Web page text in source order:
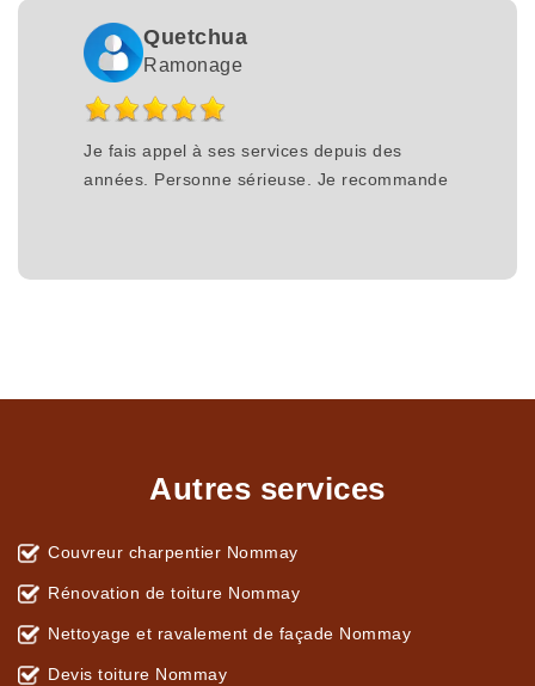
Quetchua
Ramonage
Je fais appel à ses services depuis des
années. Personne sérieuse. Je recommande
Autres services
Couvreur charpentier Nommay
Rénovation de toiture Nommay
Nettoyage et ravalement de façade Nommay
Devis toiture Nommay